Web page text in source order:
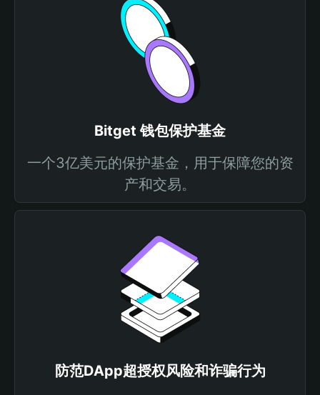
Bitget 钱包保护基金
一个3亿美元的保护基金，用于保障您的资
产和交易。
防范DApp超授权风险和诈骗行为